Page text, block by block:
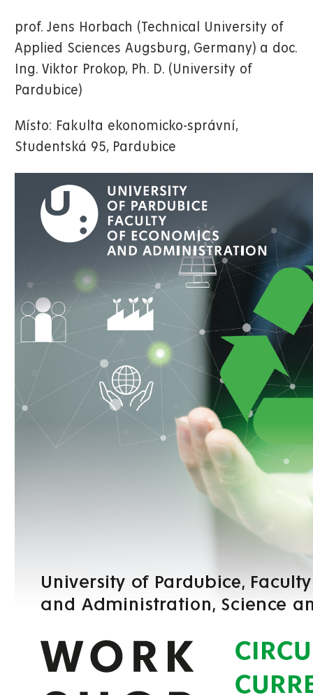
prof. Jens Horbach (Technical University of
Applied Sciences Augsburg, Germany) a doc.
Ing. Viktor Prokop, Ph. D. (University of
Pardubice)
Místo: Fakulta ekonomicko-správní,
Studentská 95, Pardubice